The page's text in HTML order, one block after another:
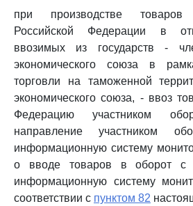
при производстве
Российской Федерации в
ввозимых из государств -
экономического союза в
торговли на таможенной
экономического союза, - ввоз
Федерацию участником
направление участником
информационную систему
о вводе товаров в оборот с
информационную систему
соответствии с пунктом 82